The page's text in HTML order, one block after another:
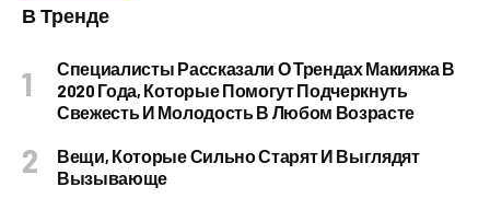
В Тренде
Специалисты Рассказали О Трендах Макияжа В
2020 Года, Которые Помогут Подчеркнуть
Свежесть И Молодость В Любом Возрасте
Вещи, Которые Сильно Старят И Выглядят
Вызывающе